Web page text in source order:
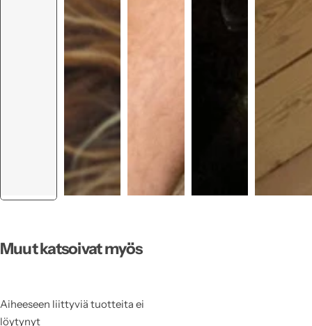
Muut katsoivat myös
Aiheeseen liittyviä tuotteita ei
löytynyt